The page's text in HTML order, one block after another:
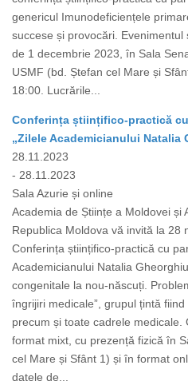
genericul Imunodeficiențele
succese și provocări.
de 1 decembrie 2023, în Sala
USMF (bd. Ștefan cel Mare și
18:00. Lucrările...
Conferința științifico-practică
„Zilele Academicianului Natalia
28.11.2023
- 28.11.2023
Sala Azurie și online
Academia de Științe a Moldovei și
Republica Moldova vă invită la 28
Conferința științifico-practică cu
Academicianului Natalia
congenitale la nou-născuți.
îngrijiri medicale”, grupul țintă
precum și toate cadrele
format mixt, cu prezență fizică în
cel Mare și Sfânt 1) și în format
datele de...